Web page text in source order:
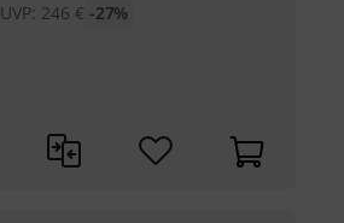
UVP: 246 € -27%